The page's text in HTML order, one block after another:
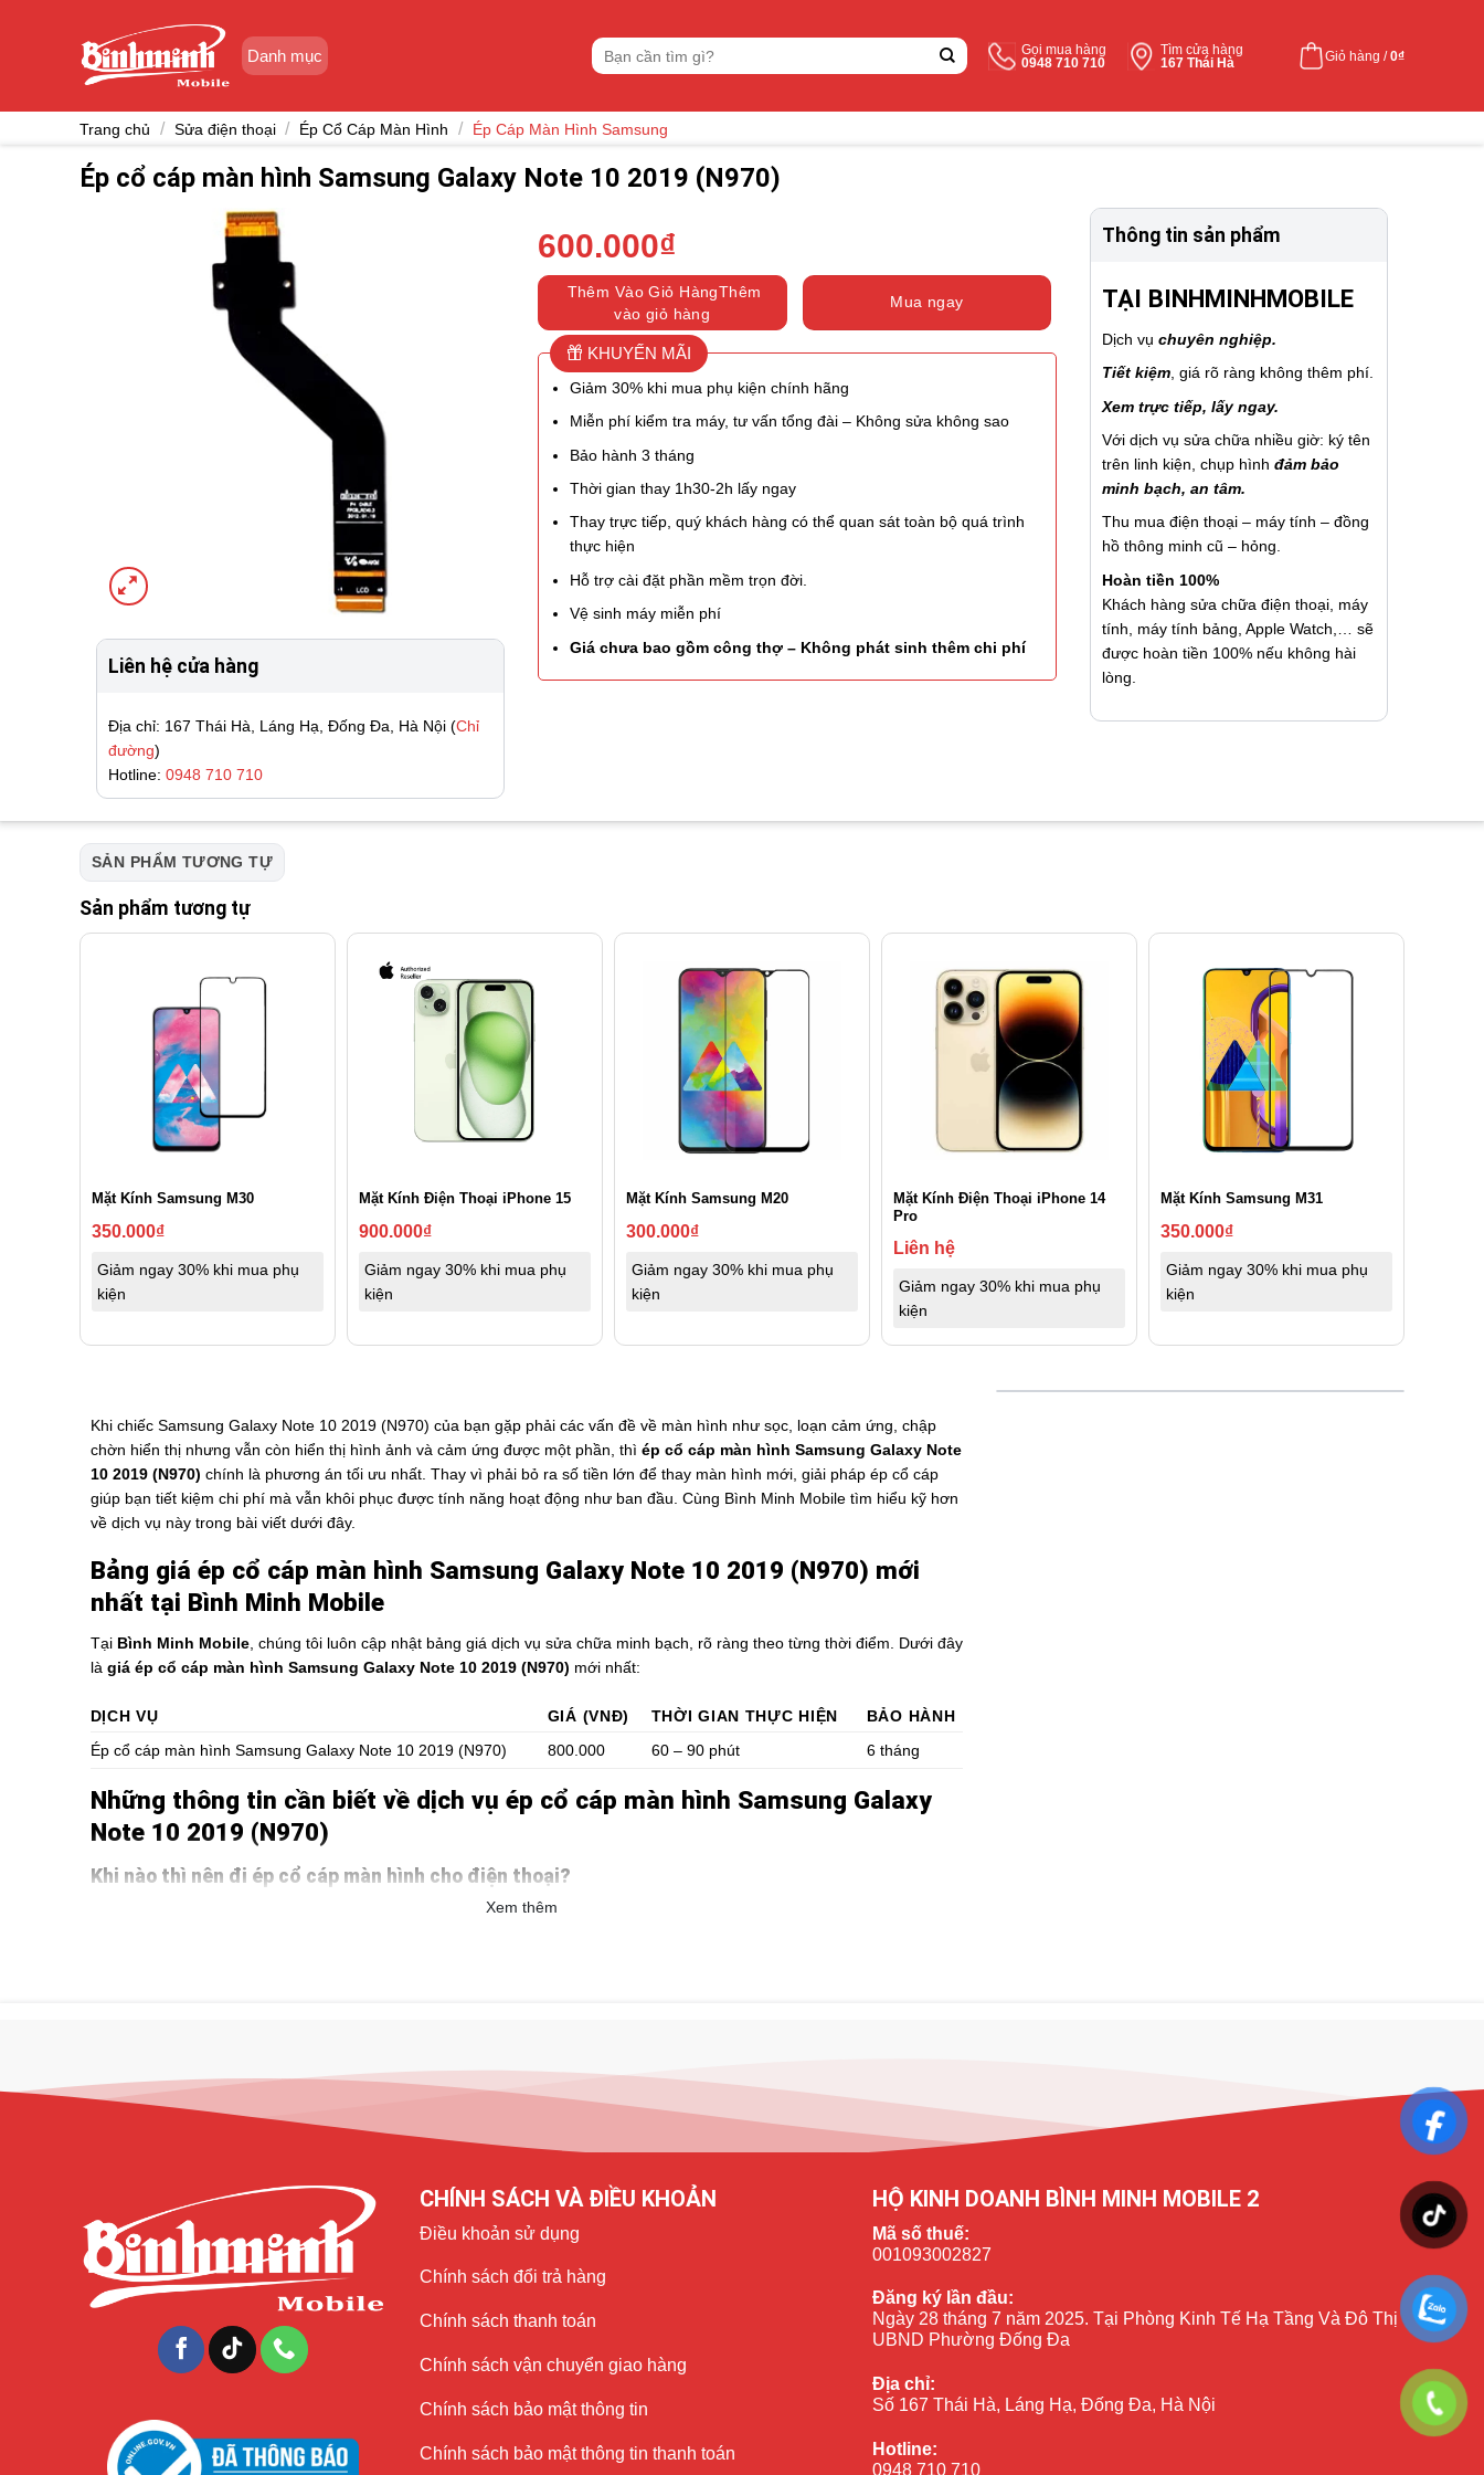
Danh mục
Tìm
kiếm:
Gọi mua hàng
0948 710 710
Tìm cửa hàng
167 Thái Hà
Giỏ hàng /0₫
Trang chủ / Sửa điện thoại / Ép Cổ Cáp Màn Hình / Ép Cáp Màn Hình Samsung
Ép cổ cáp màn hình Samsung Galaxy Note 10 2019 (N970)
Liên hệ cửa hàng
Địa chỉ: 167 Thái Hà, Láng Hạ, Đống Đa, Hà Nội (Chỉ
đường)
Hotline: 0948 710 710
600.000₫
Thêm Vào Giỏ HàngThêm
vào giỏ hàng
Mua ngay
KHUYẾN MÃI
Giảm 30% khi mua phụ kiện chính hãng
Miễn phí kiểm tra máy, tư vấn tổng đài – Không sửa không sao
Bảo hành 3 tháng
Thời gian thay 1h30-2h lấy ngay
Thay trực tiếp, quý khách hàng có thể quan sát toàn bộ quá trình
thực hiện
Hỗ trợ cài đặt phần mềm trọn đời.
Vệ sinh máy miễn phí
Giá chưa bao gồm công thợ – Không phát sinh thêm chi phí
Thông tin sản phẩm
TẠI BINHMINHMOBILE
Dịch vụ chuyên nghiệp.
Tiết kiệm, giá rõ ràng không thêm phí.
Xem trực tiếp, lấy ngay.
Với dịch vụ sửa chữa nhiều giờ: ký tên
trên linh kiện, chụp hình đảm bảo
minh bạch, an tâm.
Thu mua điện thoại – máy tính – đồng
hồ thông minh cũ – hỏng.
Hoàn tiền 100%
Khách hàng sửa chữa điện thoại, máy
tính, máy tính bảng, Apple Watch,… sẽ
được hoàn tiền 100% nếu không hài
lòng.
SẢN PHẨM TƯƠNG TỰ
Sản phẩm tương tự
Mặt Kính Samsung M30
350.000₫
Giảm ngay 30% khi mua phụ
kiện
Mặt Kính Điện Thoại iPhone 15
900.000₫
Giảm ngay 30% khi mua phụ
kiện
Mặt Kính Samsung M20
300.000₫
Giảm ngay 30% khi mua phụ
kiện
Mặt Kính Điện Thoại iPhone 14
Pro
Liên hệ
Giảm ngay 30% khi mua phụ
kiện
Mặt Kính Samsung M31
350.000₫
Giảm ngay 30% khi mua phụ
kiện
Khi chiếc Samsung Galaxy Note 10 2019 (N970) của bạn gặp phải các vấn đề về màn hình như sọc, loạn cảm ứng, chập
chờn hiển thị nhưng vẫn còn hiển thị hình ảnh và cảm ứng được một phần, thì ép cổ cáp màn hình Samsung Galaxy Note
10 2019 (N970) chính là phương án tối ưu nhất. Thay vì phải bỏ ra số tiền lớn để thay màn hình mới, giải pháp ép cổ cáp
giúp bạn tiết kiệm chi phí mà vẫn khôi phục được tính năng hoạt động như ban đầu. Cùng Bình Minh Mobile tìm hiểu kỹ hơn
về dịch vụ này trong bài viết dưới đây.
Bảng giá ép cổ cáp màn hình Samsung Galaxy Note 10 2019 (N970) mới
nhất tại Bình Minh Mobile
Tại Bình Minh Mobile, chúng tôi luôn cập nhật bảng giá dịch vụ sửa chữa minh bạch, rõ ràng theo từng thời điểm. Dưới đây
là giá ép cổ cáp màn hình Samsung Galaxy Note 10 2019 (N970) mới nhất:
DỊCH VỤ GIÁ (VNĐ) THỜI GIAN THỰC HIỆN
BẢO HÀNH
Ép cổ cáp màn hình Samsung Galaxy Note 10 2019 (N970)
800.000 60 – 90 phút 6 tháng
Những thông tin cần biết về dịch vụ ép cổ cáp màn hình Samsung Galaxy
Note 10 2019 (N970)
Khi nào thì nên đi ép cổ cáp màn hình cho điện thoại?
ép cổ cáp màn hình Samsung Galaxy Note 10 2019 (N970)
Màn hình không lên dù máy vẫn còn hoạt động.
Xem thêm
CHÍNH SÁCH VÀ ĐIỀU KHOẢN
Điều khoản sử dụng
Chính sách đổi trả hàng
Chính sách thanh toán
Chính sách vận chuyển giao hàng
Chính sách bảo mật thông tin
Chính sách bảo mật thông tin thanh toán
HỘ KINH DOANH BÌNH MINH MOBILE 2
Mã số thuế:
001093002827
Đăng ký lần đầu:
Ngày 28 tháng 7 năm 2025. Tại Phòng Kinh Tế Hạ Tầng Và Đô Thị
UBND Phường Đống Đa
Địa chỉ:
Số 167 Thái Hà, Láng Hạ, Đống Đa, Hà Nội
Hotline:
0948 710 710